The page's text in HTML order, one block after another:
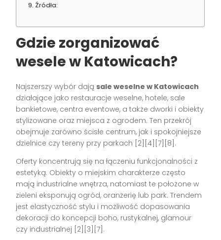
Źródła:
Gdzie zorganizować
wesele w Katowicach?
Najszerszy wybór dają sale weselne w Katowicach
działające jako restauracje weselne, hotele, sale
bankietowe, centra eventowe, a także dworki i obiekty
stylizowane oraz miejsca z ogrodem. Ten przekrój
obejmuje zarówno ścisłe centrum, jak i spokojniejsze
dzielnice czy tereny przy parkach [2][4][7][8].
Oferty koncentrują się na łączeniu funkcjonalności z
estetyką. Obiekty o miejskim charakterze często
mają industrialne wnętrza, natomiast te położone w
zieleni eksponują ogród, oranżerię lub park. Trendem
jest elastyczność stylu i możliwość dopasowania
dekoracji do koncepcji boho, rustykalnej, glamour
czy industrialnej [2][3][7].